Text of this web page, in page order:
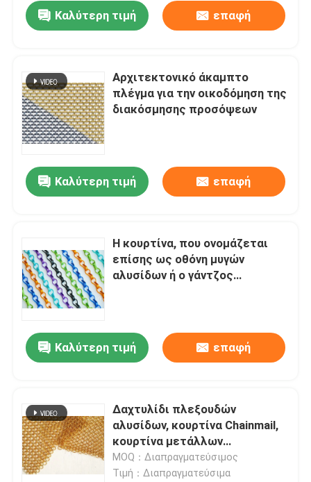
Καλύτερη τιμή επαφή
Αρχιτεκτονικό άκαμπτο
πλέγμα για την οικοδόμηση της
διακόσμησης προσόψεων
Καλύτερη τιμή επαφή
Η κουρτίνα, που ονομάζεται
επίσης ως οθόνη μυγών
αλυσίδων ή ο γάντζος
Καλύτερη τιμή
επαφή
Δαχτυλίδι πλεξουδών
αλυσίδων, κουρτίνα Chainmail,
κουρτίνα μετάλλων
δαχτυλιδιών για την
οικοδόμηση της εξωτερικής
MOQ：Διαπραγματεύσιμος
Τιμή：Διαπραγματεύσιμα